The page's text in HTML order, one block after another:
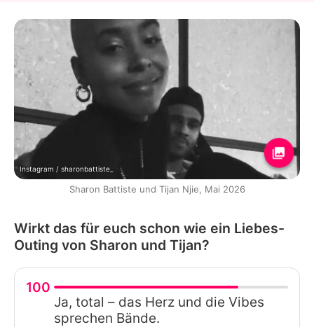
Instagram / sharonbattiste_
Sharon Battiste und Tijan Njie, Mai 2026
Wirkt das für euch schon wie ein Liebes-
Outing von Sharon und Tijan?
100
Ja, total – das Herz und die Vibes
sprechen Bände.